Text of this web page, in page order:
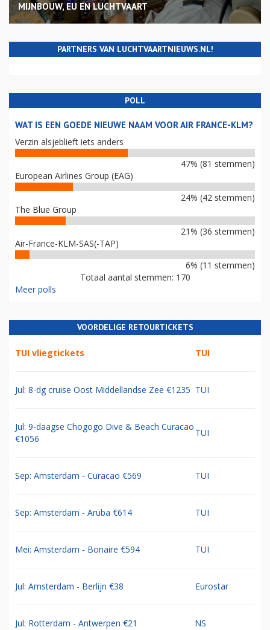
MIJNBOUW, EU EN LUCHTVAART
PARTNERS VAN LUCHTVAARTNIEUWS.NL!
POLL
WAT IS EEN GOEDE NIEUWE NAAM VOOR AIR FRANCE-KLM?
Verzin alsjeblieft iets anders
47% (81 stemmen)
European Airlines Group (EAG)
24% (42 stemmen)
The Blue Group
21% (36 stemmen)
Air-France-KLM-SAS(-TAP)
6% (11 stemmen)
Totaal aantal stemmen: 170
Meer polls
VOORDELIGE RETOURTICKETS
TUI vliegtickets TUI
Jul: 8-dg cruise Oost Middellandse Zee €1235 TUI
Jul: 9-daagse Chogogo Dive & Beach Curacao
€1056
TUI
Sep: Amsterdam - Curacao €569 TUI
Sep: Amsterdam - Aruba €614 TUI
Mei: Amsterdam - Bonaire €594 TUI
Jul: Amsterdam - Berlijn €38 Eurostar
Jul: Rotterdam - Antwerpen €21 NS